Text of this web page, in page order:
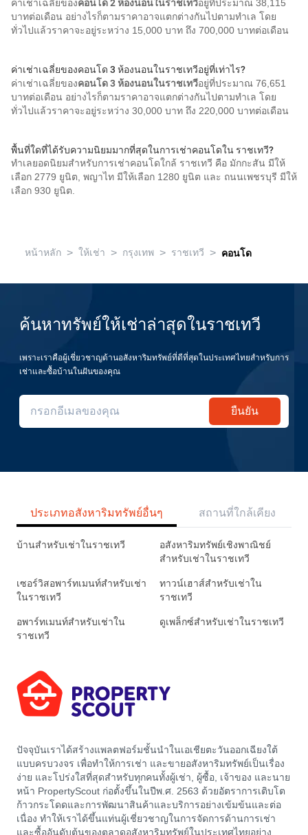
ค่าเช่าเฉลี่ยของคอนโด 2 ห้องนอนในราชเทวีอยู่ที่ประมาณ 38,115
บาทต่อเดือน อย่างไรก็ตามราคาอาจแตกต่างกันไปตามทำเล โดย
ทั่วไปแล้วราคาจะอยู่ระหว่าง 15,000 บาท ถึง 700,000 บาทต่อเดือน
ค่าเช่าเฉลี่ยของคอนโด 3 ห้องนอนในราชเทวีอยู่ที่เท่าไร?
ค่าเช่าเฉลี่ยของคอนโด 3 ห้องนอนในราชเทวีอยู่ที่ประมาณ 76,651
บาทต่อเดือน อย่างไรก็ตามราคาอาจแตกต่างกันไปตามทำเล โดย
ทั่วไปแล้วราคาจะอยู่ระหว่าง 30,000 บาท ถึง 220,000 บาทต่อเดือน
พื้นที่ใดที่ได้รับความนิยมมากที่สุดในการเช่าคอนโดใน ราชเทวี?
ทำเลยอดนิยมสำหรับการเช่าคอนโดใกล้ ราชเทวี คือ มักกะสัน มีให้
เลือก 2779 ยูนิต, พญาไท มีให้เลือก 1280 ยูนิต และ ถนนเพชรบุรี มีให้
เลือก 930 ยูนิต.
หน้าหลัก > ให้เช่า > กรุงเทพ > ราชเทวี > คอนโด
ค้นหาทรัพย์ให้เช่าล่าสุดในราชเทวี
เพราะเราคือผู้เชี่ยวชาญด้านอสังหาริมทรัพย์ที่ดีที่สุดในประเทศไทยสำหรับการ
เช่าและซื้อบ้านในฝันของคุณ
ยืนยัน
ประเภทอสังหาริมทรัพย์อื่นๆ สถานที่ใกล้เคียง
บ้านสำหรับเช่าในราชเทวี
อสังหาริมทรัพย์เชิงพาณิชย์
สำหรับเช่าในราชเทวี
เซอร์วิสอพาร์ทเมนท์สำหรับเช่า
ในราชเทวี
ทาวน์เฮาส์สำหรับเช่าใน
ราชเทวี
อพาร์ทเมนท์สำหรับเช่าใน
ราชเทวี
ดูเพล็กซ์สำหรับเช่าในราชเทวี
ปัจจุบันเราได้สร้างแพลตฟอร์มชั้นนำในเอเชียตะวันออกเฉียงใต้
แบบครบวงจร เพื่อทำให้การเช่า และขายอสังหาริมทรัพย์เป็นเรื่อง
ง่าย และโปร่งใสที่สุดสำหรับทุกคนทั้งผู้เช่า, ผู้ซื้อ, เจ้าของ และนาย
หน้า PropertyScout ก่อตั้งขึ้นในปีพ.ศ. 2563 ด้วยอัตราการเติบโต
ก้าวกระโดดและการพัฒนาสินค้าและบริการอย่างเข้มข้นและต่อ
เนื่อง ทำให้เราได้ขึ้นแท่นผู้เชี่ยวชาญในการจัดการด้านการเช่า
และซื้ออันดับต้นของตลาดอสังหาริมทรัพย์ในประเทศไทยอย่าง